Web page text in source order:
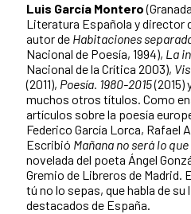
Luis García Montero
Literatura Española y director
autor de Habitaciones
Nacional de Poesía, 1994), La
Nacional de la Crítica 2003),
(2011), Poesía. 1980-2015(2015)
muchos otros títulos. Como
artículos sobre la poesía
Federico García Lorca, Rafael
Escribió Mañana no será lo
novelada del poeta Ángel
Gremio de Libreros de Madrid.
tú no lo sepas, que habla de
destacados de España.